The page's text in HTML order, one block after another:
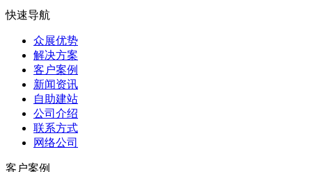
快速导航
众展优势
解决方案
客户案例
新闻资讯
自助建站
公司介绍
联系方式
网络公司
客户案例